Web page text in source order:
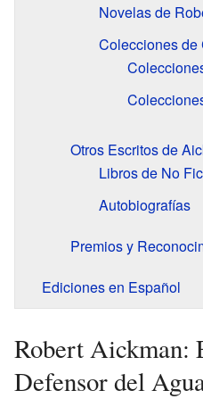
Novelas de
Colecciones de
Otros Escritos de
Libros de No
Autobiografías
Premios y
Ediciones en Español
Robert Aickman:
Defensor del